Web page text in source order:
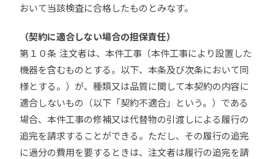
おいて当該検査に合格したものとみなす。
（契約に適合しない場合の担保責任）
第１０条 注文者は、本件工事（本件工事により設置した
機器を含むものとする。以下、本条及び次条において同
様とする。）が、種類又は品質に関して本契約の内容に
適合しないもの（以下「契約不適合」という。）である
場合、本件工事の修補又は代替物の引渡しによる履行の
追完を請求することができる。ただし、その履行の追完
に過分の費用を要するときは、注文者は履行の追完を請